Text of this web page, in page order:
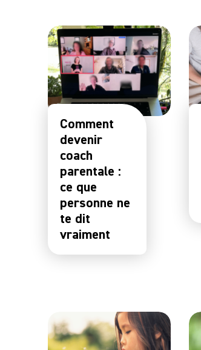
Comment
devenir
coach
parentale :
ce que
personne ne
te dit
vraiment